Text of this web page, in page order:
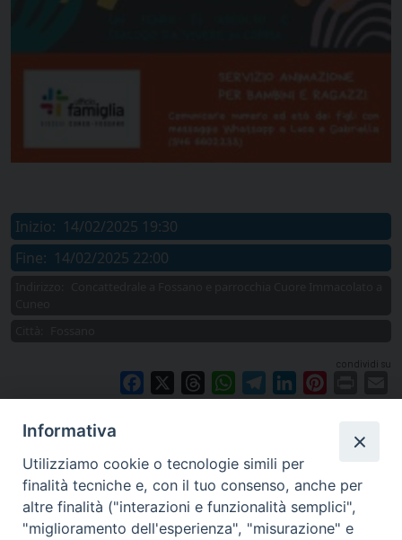
Inizio: 14/02/2025 19:30
Fine: 14/02/2025 22:00
condividi su
Facebook ThreadsWhatsAppTelegramLinkedIn
Informativa
Utilizziamo cookie o tecnologie simili per
finalità tecniche e, con il tuo consenso, anche per
altre finalità ("interazioni e funzionalità semplici",
"miglioramento dell'esperienza", "misurazione" e